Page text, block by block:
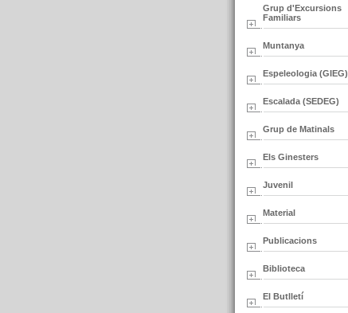
Grup d'Excursions
Familiars
Muntanya
Espeleologia (GIEG)
Escalada (SEDEG)
Grup de Matinals
Els Ginesters
Juvenil
Material
Publicacions
Biblioteca
El Butlletí